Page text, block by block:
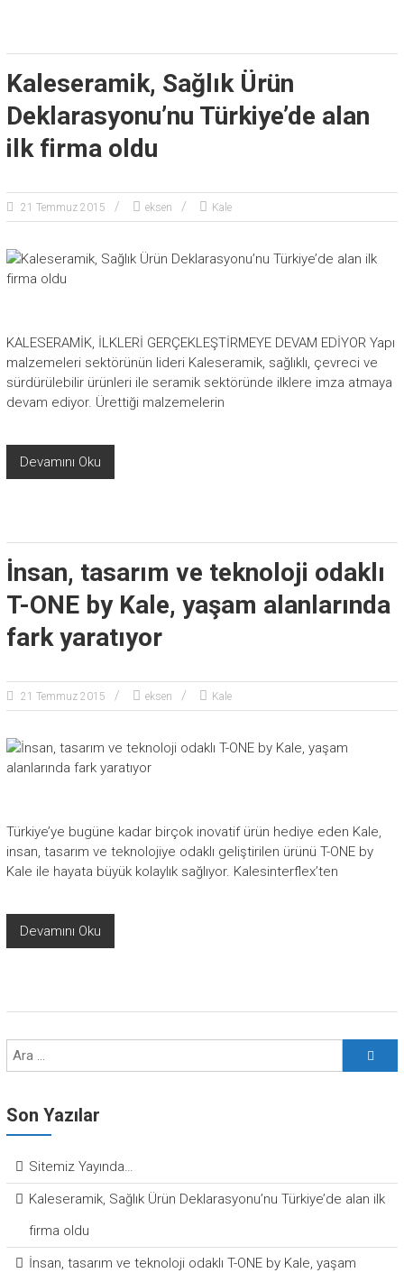
Kaleseramik, Sağlık Ürün
Deklarasyonu’nu Türkiye’de alan
ilk firma oldu
21 Temmuz 2015 eksen Kale
KALESERAMİK, İLKLERİ GERÇEKLEŞTİRMEYE DEVAM EDİYOR Yapı
malzemeleri sektörünün lideri Kaleseramik, sağlıklı, çevreci ve
sürdürülebilir ürünleri ile seramik sektöründe ilklere imza atmaya
devam ediyor. Ürettiği malzemelerin
Devamını Oku
İnsan, tasarım ve teknoloji odaklı
T-ONE by Kale, yaşam alanlarında
fark yaratıyor
21 Temmuz 2015 eksen Kale
Türkiye’ye bugüne kadar birçok inovatif ürün hediye eden Kale,
insan, tasarım ve teknolojiye odaklı geliştirilen ürünü T-ONE by
Kale ile hayata büyük kolaylık sağlıyor. Kalesinterflex’ten
Devamını Oku
Son Yazılar
Sitemiz Yayında…
Kaleseramik, Sağlık Ürün Deklarasyonu’nu Türkiye’de alan ilk
firma oldu
İnsan, tasarım ve teknoloji odaklı T-ONE by Kale, yaşam